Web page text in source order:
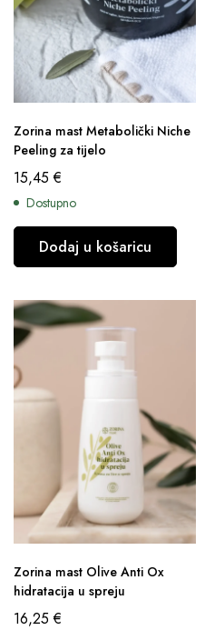
Zorina mast Metabolički Niche
Peeling za tijelo
15,45€
Dostupno
Dodaj u košaricu
Zorina mast Olive Anti Ox
hidratacija u spreju
16,25€